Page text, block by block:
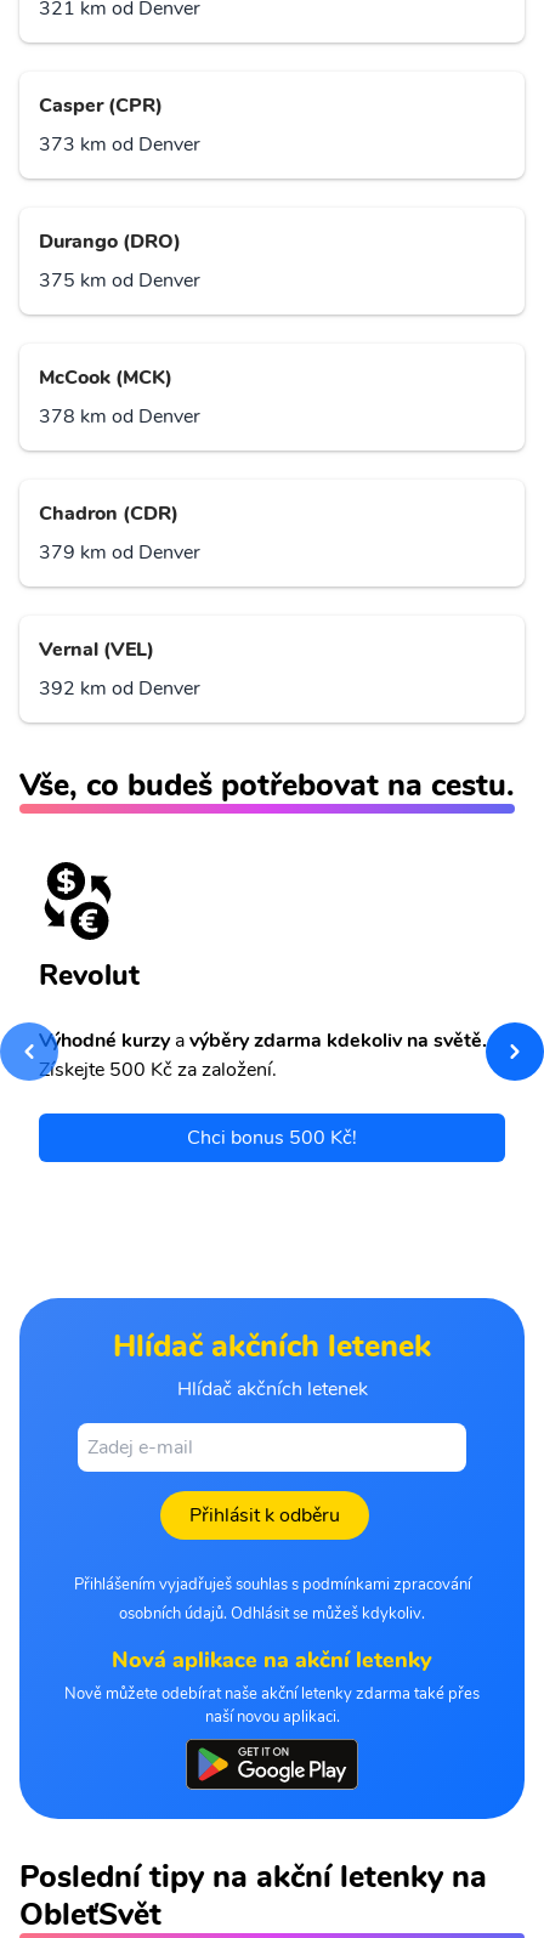
321 km od Denver
Casper (CPR)
373 km od Denver
Durango (DRO)
375 km od Denver
McCook (MCK)
378 km od Denver
Chadron (CDR)
379 km od Denver
Vernal (VEL)
392 km od Denver
Vše, co budeš potřebovat na cestu.
Revolut
Výhodné kurzyavýběry zdarma kdekoliv na světě.
Získejte 500 Kč za založení.
Chci bonus 500 Kč!
Hlídač akčních letenek
Hlídač akčních letenek
Přihlásit k odběru
Přihlášením vyjadřuješ souhlas s podmínkami zpracování
osobních údajů. Odhlásit se můžeš kdykoliv.
Nová aplikace na akční letenky
Nově můžete odebírat naše akční letenky zdarma také přes
naší novou aplikaci.
Poslední tipy na akční letenky na
ObleťSvět